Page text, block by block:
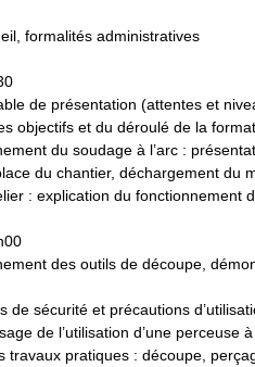
formalités administratives
de présentation (attentes et
objectifs et du déroulé de la
du soudage à l’arc :
du chantier, déchargement du
: explication du fonctionnement
des outils de découpe,
de sécurité et précautions
de l’utilisation d’une perceuse à
travaux pratiques : découpe,